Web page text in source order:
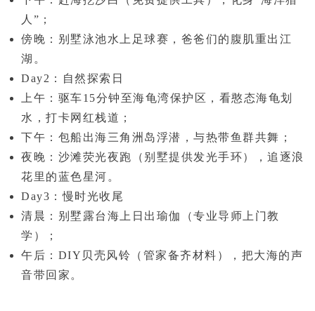
人”；
傍晚：别墅泳池水上足球赛 ，爸爸们的腹肌重出江
湖。
Day2：自然探索日
上午：驱车15分钟至海龟湾保护区 ，看憨态海龟划
水，打卡网红栈道；
下午：包船出海三角洲岛浮潜，与热带鱼群共舞；
夜晚：沙滩荧光夜跑 （别墅提供发光手环），追逐浪
花里的蓝色星河。
Day3：慢时光收尾
清晨：别墅露台 海上日出瑜伽
（专业导师上门教
学）；
午后：DIY 贝壳风铃 （管家备齐材料），把大海的声
音带回家。